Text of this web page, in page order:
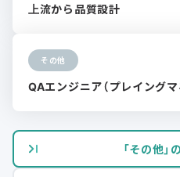
上流から品質設計
その他
QAエンジニア（プレイングマ
「その他」